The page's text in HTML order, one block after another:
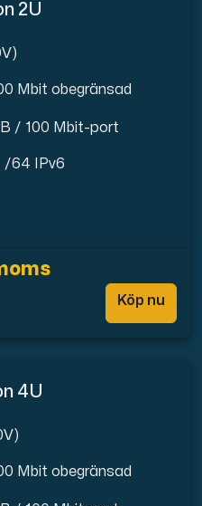
2U
Mbit obegränsad
/ 100 Mbit-port
/64 IPv6
Köp nu
4U
Mbit obegränsad